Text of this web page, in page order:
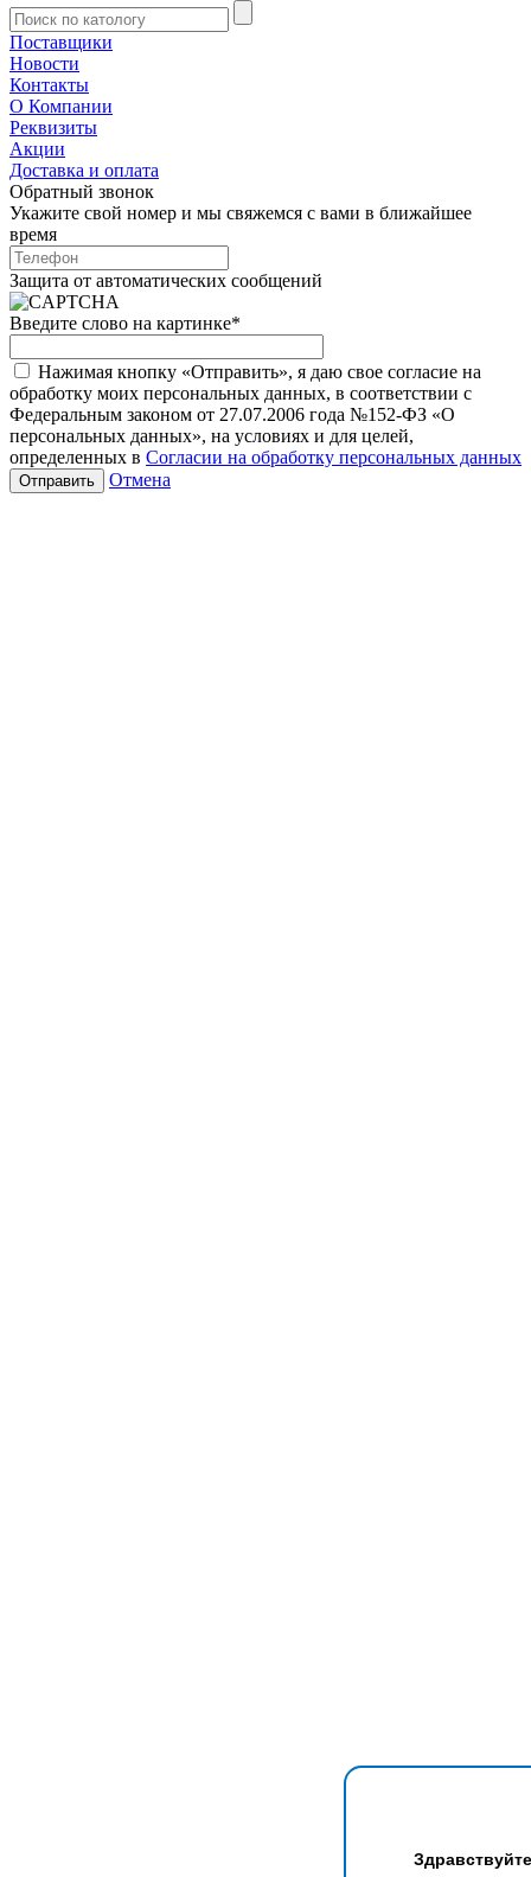
Поставщики
Новости
Контакты
О Компании
Реквизиты
Акции
Доставка и оплата
Обратный звонок
Укажите свой номер и мы свяжемся с вами в ближайшее
время
Защита от автоматических сообщений
Введите слово на картинке*
Нажимая кнопку «Отправить», я даю свое согласие на
обработку моих персональных данных, в соответствии с
Федеральным законом от 27.07.2006 года №152-ФЗ «О
персональных данных», на условиях и для целей,
определенных в Согласии на обработку персональных данных
Отмена